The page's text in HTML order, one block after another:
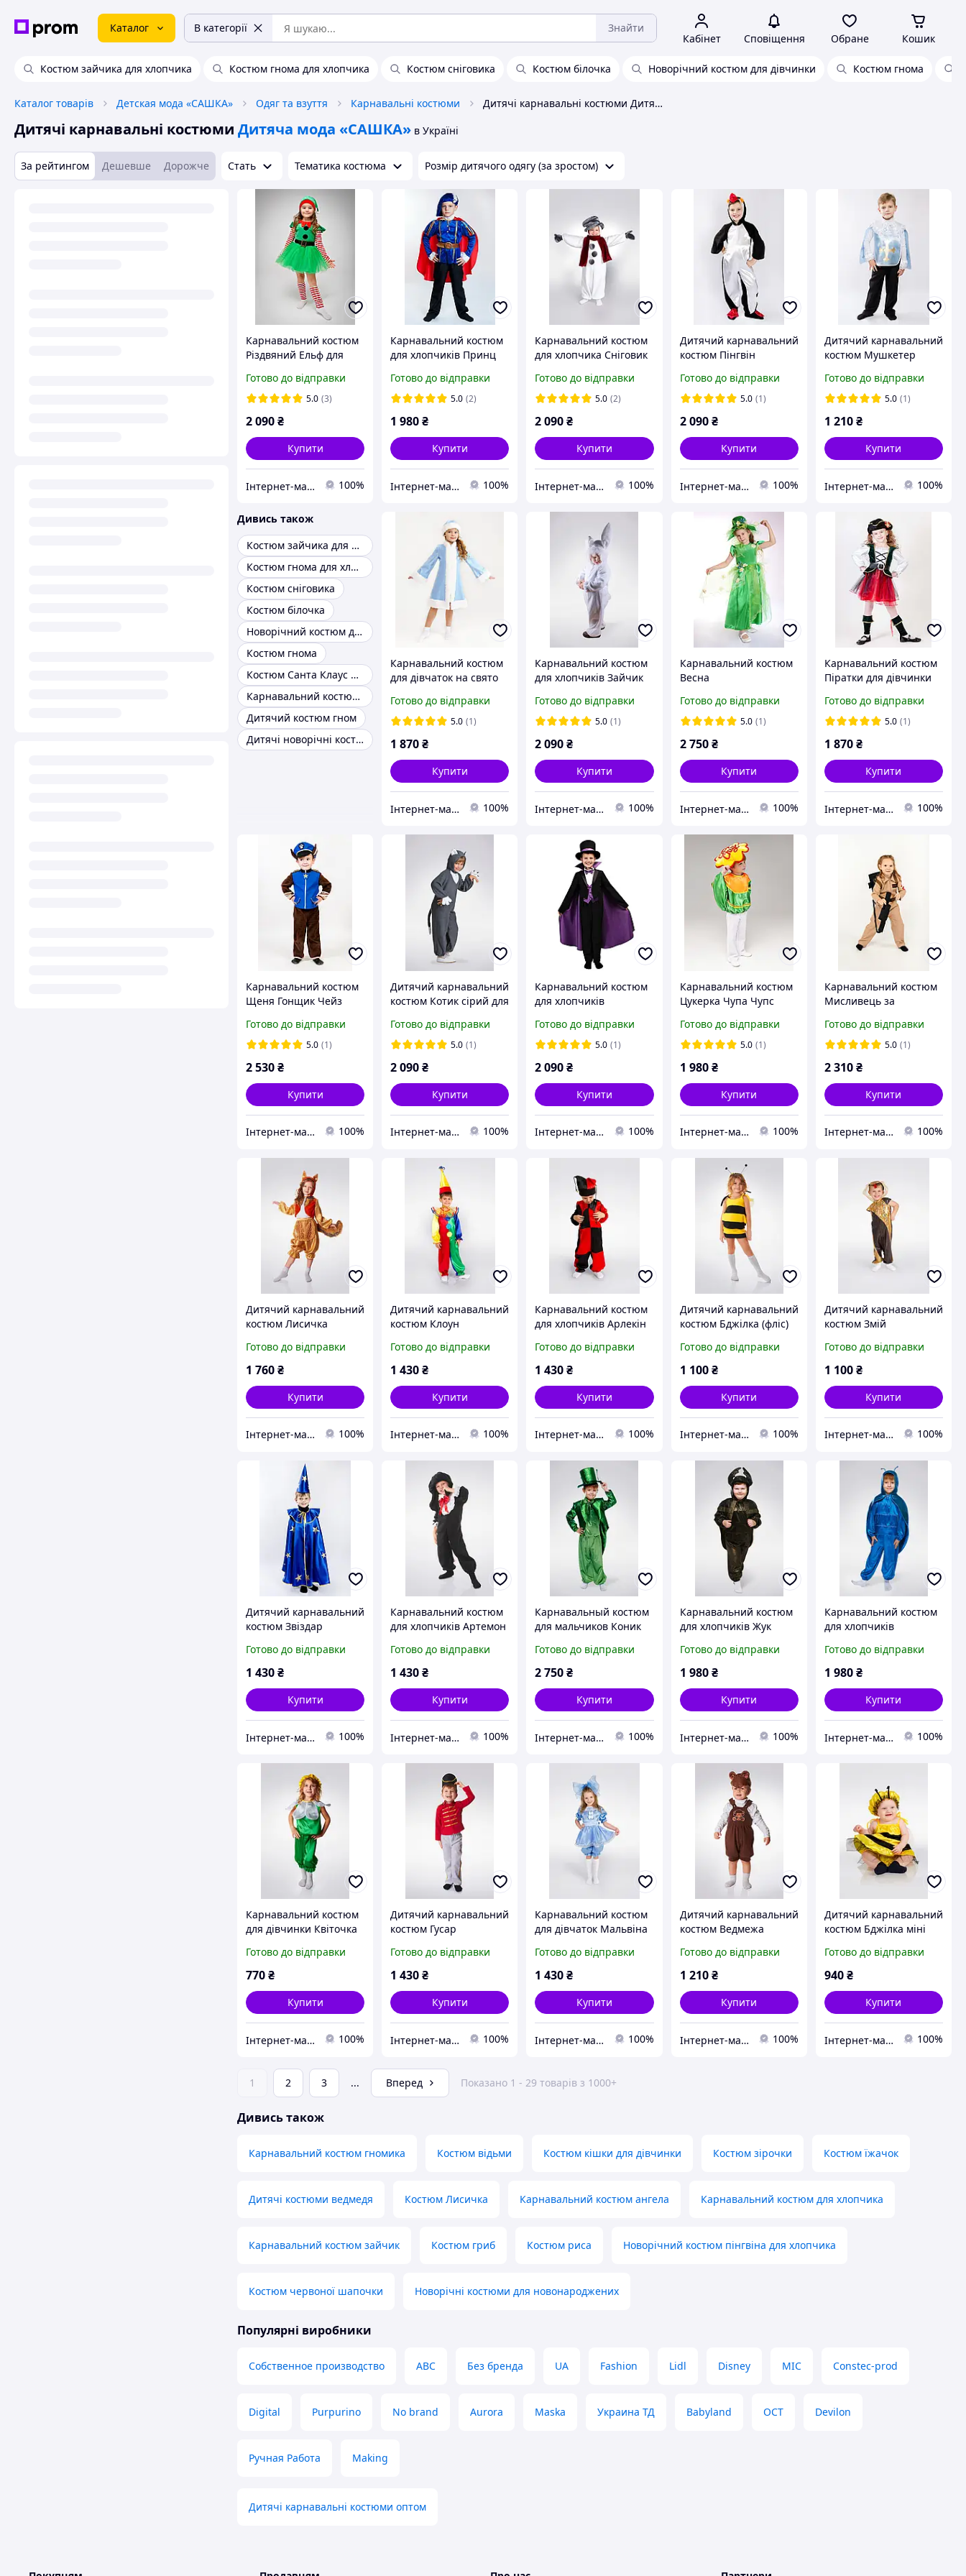
Каталог В категорії Знайти
Кабінет Сповіщення Обране Кошик
Костюм зайчика для хлопчика Костюм гнома для хлопчика Костюм сніговика Костюм білочка Новорічний костюм для дівчинки Костюм гнома
Каталог товарів Детская мода «САШКА» Одяг та взуття Карнавальні костюми Дитячі карнавальні костюми Дитяча мода «САШКА»
Дитячі карнавальні костюми Дитяча мода «САШКА» в Україні
За рейтингом Дешевше Дорожче Стать Тематика костюма Розмір дитячого одягу (за зростом)
Карнавальний костюм
Різдвяний Ельф для
Готово до відправки
5.0 (3)
2 090₴
Купити
Інтернет-магазин «Дитяча мода «Сашка». Сучасний шкільний одяг і карнавальні костюми від виробника. 100%
Карнавальний костюм
для хлопчиків Принц
Готово до відправки
5.0 (2)
1 980₴
Купити
Інтернет-магазин «Дитяча мода «Сашка». Сучасний шкільний одяг і карнавальні костюми від виробника. 100%
Карнавальний костюм
для хлопчика Сніговик
Готово до відправки
5.0 (2)
2 090₴
Купити
Інтернет-магазин «Дитяча мода «Сашка». Сучасний шкільний одяг і карнавальні костюми від виробника. 100%
Дитячий карнавальний
костюм Пінгвін
Готово до відправки
5.0 (1)
2 090 ₴
Купити
Інтернет-магазин «Дитяча мода «Сашка». Сучасний шкільний одяг і карнавальні костюми від виробника. 100%
Дитячий карнавальний
костюм Мушкетер
Готово до відправки
5.0 (1)
1 210₴
Купити
Інтернет-магазин «Дитяча мода «Сашка». Сучасний шкільний одяг і карнавальні костюми від виробника. 100%
Дивись також
Костюм зайчика для хлопчика
Костюм гнома для хлопчика
Костюм сніговика
Костюм білочка
Новорічний костюм для дівчинки
Костюм гнома
Костюм Санта Клаус дитячий
Карнавальний костюм пінгвіна
Дитячий костюм гном
Дитячі новорічні костюми
Карнавальний костюм
для дівчаток на свято
Готово до відправки
5.0 (1)
1 870₴
Купити
Інтернет-магазин «Дитяча мода «Сашка». Сучасний шкільний одяг і карнавальні костюми від виробника. 100%
Карнавальний костюм
для хлопчиків Зайчик
Готово до відправки
5.0 (1)
2 090₴
Купити
Інтернет-магазин «Дитяча мода «Сашка». Сучасний шкільний одяг і карнавальні костюми від виробника. 100%
Карнавальний костюм
Весна
Готово до відправки
5.0 (1)
2 750 ₴
Купити
Інтернет-магазин «Дитяча мода «Сашка». Сучасний шкільний одяг і карнавальні костюми від виробника. 100%
Карнавальний костюм
Піратки для дівчинки
Готово до відправки
5.0 (1)
1 870₴
Купити
Інтернет-магазин «Дитяча мода «Сашка». Сучасний шкільний одяг і карнавальні костюми від виробника. 100%
Карнавальний костюм
Щеня Гонщик Чейз
Готово до відправки
5.0 (1)
2 530₴
Купити
Інтернет-магазин «Дитяча мода «Сашка». Сучасний шкільний одяг і карнавальні костюми від виробника. 100%
Дитячий карнавальний
костюм Котик сірий для
Готово до відправки
5.0 (1)
2 090₴
Купити
Інтернет-магазин «Дитяча мода «Сашка». Сучасний шкільний одяг і карнавальні костюми від виробника. 100%
Карнавальний костюм
для хлопчиків
Готово до відправки
5.0 (1)
2 090₴
Купити
Інтернет-магазин «Дитяча мода «Сашка». Сучасний шкільний одяг і карнавальні костюми від виробника. 100%
Карнавальний костюм
Цукерка Чупа Чупс
Готово до відправки
5.0 (1)
1 980 ₴
Купити
Інтернет-магазин «Дитяча мода «Сашка». Сучасний шкільний одяг і карнавальні костюми від виробника. 100%
Карнавальний костюм
Мисливець за
дівчинки
Готово до відправки
5.0 (1)
2 310₴
Купити
Інтернет-магазин «Дитяча мода «Сашка». Сучасний шкільний одяг і карнавальні костюми від виробника. 100%
Дитячий карнавальний
костюм Лисичка
Готово до відправки
1 760₴
Купити
Інтернет-магазин «Дитяча мода «Сашка». Сучасний шкільний одяг і карнавальні костюми від виробника. 100%
Дитячий карнавальний
костюм Клоун
Готово до відправки
1 430₴
Купити
Інтернет-магазин «Дитяча мода «Сашка». Сучасний шкільний одяг і карнавальні костюми від виробника. 100%
Карнавальний костюм
для хлопчиків Арлекін
Готово до відправки
1 430₴
Купити
Інтернет-магазин «Дитяча мода «Сашка». Сучасний шкільний одяг і карнавальні костюми від виробника. 100%
Дитячий карнавальний
костюм Бджілка (фліс)
Готово до відправки
1 100 ₴
Купити
Інтернет-магазин «Дитяча мода «Сашка». Сучасний шкільний одяг і карнавальні костюми від виробника. 100%
Дитячий карнавальний
костюм Змій
Готово до відправки
1 100₴
Купити
Інтернет-магазин «Дитяча мода «Сашка». Сучасний шкільний одяг і карнавальні костюми від виробника. 100%
Дитячий карнавальний
костюм Звіздар
Готово до відправки
1 430₴
Купити
Інтернет-магазин «Дитяча мода «Сашка». Сучасний шкільний одяг і карнавальні костюми від виробника. 100%
Карнавальний костюм
для хлопчиків Артемон
Готово до відправки
1 430₴
Купити
Інтернет-магазин «Дитяча мода «Сашка». Сучасний шкільний одяг і карнавальні костюми від виробника. 100%
Карнавальный костюм
для мальчиков Коник
Готово до відправки
2 750₴
Купити
Інтернет-магазин «Дитяча мода «Сашка». Сучасний шкільний одяг і карнавальні костюми від виробника. 100%
Карнавальний костюм
для хлопчиків Жук
Готово до відправки
1 980 ₴
Купити
Інтернет-магазин «Дитяча мода «Сашка». Сучасний шкільний одяг і карнавальні костюми від виробника. 100%
Карнавальний костюм
для хлопчиків
Готово до відправки
1 980₴
Купити
Інтернет-магазин «Дитяча мода «Сашка». Сучасний шкільний одяг і карнавальні костюми від виробника. 100%
Карнавальний костюм
для дівчинки Квіточка
Готово до відправки
770₴
Купити
Інтернет-магазин «Дитяча мода «Сашка». Сучасний шкільний одяг і карнавальні костюми від виробника. 100%
Дитячий карнавальний
костюм Гусар
Готово до відправки
1 430₴
Купити
Інтернет-магазин «Дитяча мода «Сашка». Сучасний шкільний одяг і карнавальні костюми від виробника. 100%
Карнавальний костюм
для дівчаток Мальвіна
Готово до відправки
1 430₴
Купити
Інтернет-магазин «Дитяча мода «Сашка». Сучасний шкільний одяг і карнавальні костюми від виробника. 100%
Дитячий карнавальний
костюм Ведмежа
Готово до відправки
1 210 ₴
Купити
Інтернет-магазин «Дитяча мода «Сашка». Сучасний шкільний одяг і карнавальні костюми від виробника. 100%
Дитячий карнавальний
костюм Бджілка міні
Готово до відправки
940₴
Купити
Інтернет-магазин «Дитяча мода «Сашка». Сучасний шкільний одяг і карнавальні костюми від виробника. 100%
1 2 3 ... Вперед Показано 1 - 29 товарів з 1000+
Дивись також
Карнавальний костюм гномика Костюм відьми Костюм кішки для дівчинки Костюм зірочки Костюм їжачок
Дитячі костюми ведмедя Костюм Лисичка Карнавальний костюм ангела Карнавальний костюм для хлопчика
Карнавальний костюм зайчик Костюм гриб Костюм риса Новорічний костюм пінгвіна для хлопчика
Костюм червоної шапочки Новорічні костюми для новонароджених
Популярні виробники
Собственное производство ABC Без бренда UA Fashion Lidl Disney MIC Constec-prod
Digital Purpurino No brand Aurora Maska Украина ТД Babyland ОСТ Devilon
Ручная Работа Making
Дитячі карнавальні костюми оптом